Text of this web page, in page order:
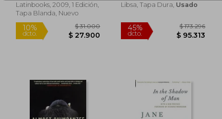
45%
dcto.
$ 177.181 45%
dcto.
$
Latinbooks, 2009, 1 Edición,
Tapa Blanda, Nuevo
Libsa, Tapa Dura, Usado